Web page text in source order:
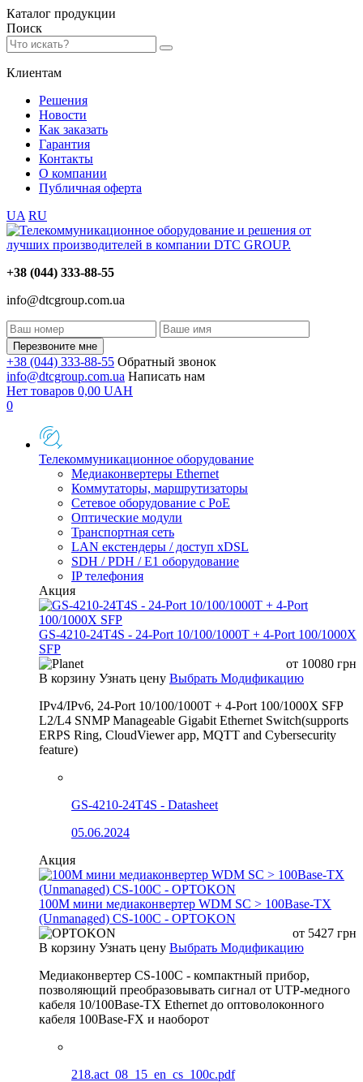
Каталог продукции
Поиск
Клиентам
Решения
Новости
Как заказать
Гарантия
Контакты
О компании
Публичная оферта
UA RU
+38 (044) 333-88-55
info@dtcgroup.com.ua
Перезвоните мне
+38 (044) 333-88-55 Обратный звонок
info@dtcgroup.com.ua Написать нам
Нет товаров 0,00 UAH
0
Телекоммуникационное оборудование
Медиаконвертеры Ethernet
Коммутаторы, маршрутизаторы
Сетевое оборудование с PoE
Оптические модули
Транспортная сеть
LAN екстендеры / доступ xDSL
SDH / PDH / E1 оборудование
IP телефония
Акция
GS-4210-24T4S - 24-Port 10/100/1000T + 4-Port 100/1000X
SFP
от 10080 грн
В корзину Узнать цену Выбрать Модификацию
IPv4/IPv6, 24-Port 10/100/1000T + 4-Port 100/1000X SFP
L2/L4 SNMP Manageable Gigabit Ethernet Switch(supports
ERPS Ring, CloudViewer app, MQTT and Cybersecurity
feature)
GS-4210-24T4S - Datasheet
05.06.2024
Акция
100М мини медиаконвертер WDM SC > 100Base-TX
(Unmanaged) CS-100C - OPTOKON
от 5427 грн
В корзину Узнать цену Выбрать Модификацию
Медиаконвертер CS-100C - компактный прибор,
позволяющий преобразовывать сигнал от UTP-медного
кабеля 10/100Base-TX Ethernet до оптоволоконного
кабеля 100Base-FX и наоборот
218.act_08_15_en_cs_100c.pdf